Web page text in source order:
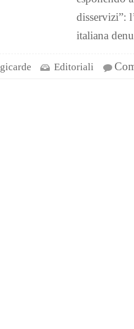
disservizi”:
italiana
gicarde Editoriali